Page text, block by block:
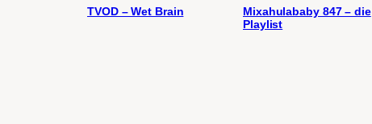
TVOD – Wet Brain
Mixahulababy 847 – die
Playlist